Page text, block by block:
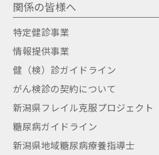
関係の皆様へ
特定健診事業
情報提供事業
健（検）診ガイドライン
がん検診の契約について
新潟県フレイル克服プロジェクト
糖尿病ガイドライン
新潟県地域糖尿病療養指導士